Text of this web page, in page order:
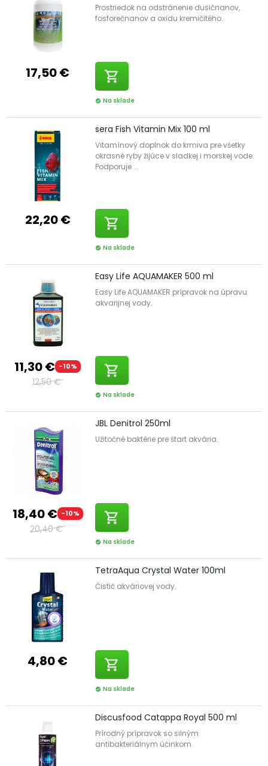
17,50 €
Prostriedok na odstránenie dusičnanov,
fosforečnanov a oxidu kremičitého.
shopping_cart
check_circle Na sklade
22,20 €
sera Fish Vitamin Mix 100 ml
Vitamínový doplnok do krmiva pre všetky
okrasné ryby žijúce v sladkej i morskej vode.
Podporuje ...
shopping_cart
check_circle Na sklade
11,30 € -10%
12,50 €
Easy Life AQUAMAKER 500 ml
Easy Life AQUAMAKER prípravok na úpravu
akvarijnej vody.
shopping_cart
check_circle Na sklade
18,40 € -10%
20,40 €
JBL Denitrol 250ml
Užitočné baktérie pre štart akvária.
shopping_cart
check_circle Na sklade
4,80 €
TetraAqua Crystal Water 100ml
Čistič akváriovej vody.
shopping_cart
check_circle Na sklade
Discusfood Catappa Royal 500 ml
Prírodný prípravok so silným
antibakteriálnym účinkom.